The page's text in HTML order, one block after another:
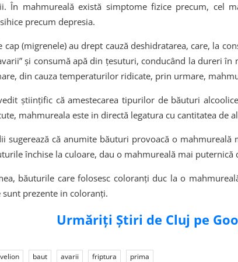
În mahmureală există simptome fizice precum, cel
precum depresia.
cap (migrenele) au drept cauză deshidratarea, care, la
și consumă apă din țesuturi, conducând la dureri în
din cauza temperaturilor ridicate, prin urmare,
științific că amestecarea tipurilor de băuturi
mahmureala este in directă legatura cu cantitatea de
sugerează că anumite băuturi provoacă o
închise la culoare, dau o mahmureală mai puternică
băuturile care folosesc coloranți duc la o
sunt prezente in coloranți.
Urmăriți Știri de Cluj pe
baut avarii friptura prima